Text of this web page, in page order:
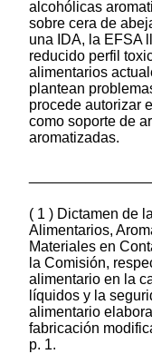
alcohólicas
sobre cera de
una IDA, la EFSA
reducido perfil
alimentarios
plantean
procede autorizar
como soporte de
aromatizadas.
( 1 ) Dictamen de
Alimentarios,
Materiales en
la Comisión,
alimentario en la
líquidos y la
alimentario
fabricación
p. 1.